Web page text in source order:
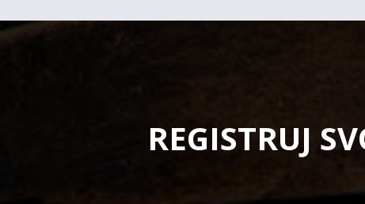
REGISTRUJ